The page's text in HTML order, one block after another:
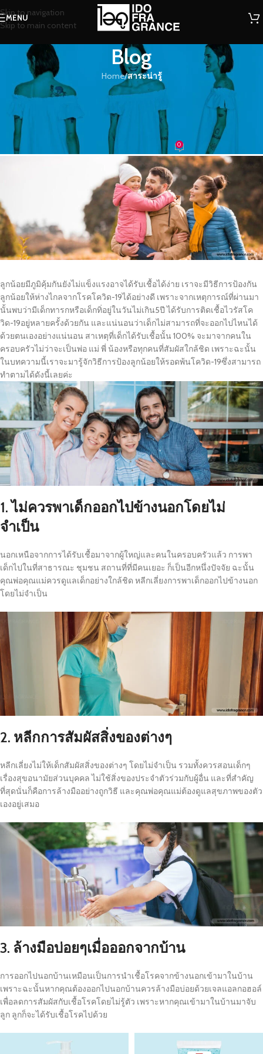
Skip to navigation
Skip to main content
MENU
Blog
Home/สาระน่ารู้
สาระน่ารู้
ป้องกันลูกน้อยอย่างไรให้รอดพ้นโค
วิด-19
น้ำหอม On 27/05/2020 0
ลูกน้อยมีภูมิคุ้มกันยังไม่แข็งแรงอาจได้รับเชื้อได้ง่าย เราจะมีวิธีการป้องกัน
ลูกน้อยให้ห่างไกลจากโรคโควิด-19ได้อย่างดี เพราะจากเหตุการณ์ที่ผ่านมา
นั้นพบว่ามีเด็กทารกหรือเด็กทิ่อยู่ในวันไม่เกิน5ปี ได้รับการติดเชื้อไวรัสโค
วิด-19อยู่หลายครั้งด้วยกัน และแน่นอนว่าเด็กไม่สามารถที่จะออกไปไหนได้
ด้วยตนเองอย่างแน่นอน สาเหตุที่เด็กได้รับเชื้อนั้น 100% จะมาจากคนใน
ครอบครัวไม่ว่าจะเป็นพ่อ แม่ พี่ น้องหรือทุกคนที่สัมผัสใกล้ชิด เพราะฉะนั้น
ในบทความนี้เราจะมารู้จักวิธีการป้องลูกน้อยให้รอดพ้นโควิด-19ซึ่งสามารถ
ทำตามได้ดังนี้เลยค่ะ
1. ไม่ควรพาเด็กออกไปข้างนอกโดยไม่
จำเป็น
นอกเหนือจากการได้รับเชื้อมาจากผู้ใหญ่และคนในครอบครัวแล้ว การพา
เด็กไปในที่สาธารณะ ชุมชน สถานที่ที่มีคนเยอะ ก็เป็นอีกหนึ่งปัจจัย ฉะนั้น
คุณพ่อคุณแม่ควรดูแลเด็กอย่างใกล้ชิด หลีกเลี่ยงการพาเด็กออกไปข้างนอก
โดยไม่จำเป็น
2. หลีกการสัมผัสสิ่งของต่างๆ
หลีกเลี่ยงไม่ให้เด็กสัมผัสสิ่งของต่างๆ โดยไม่จำเป็น รวมทั้งควรสอนเด็กๆ
เรื่องสุขอนามัยส่วนบุคคล ไม่ใช้สิ่งของประจำตัวร่วมกับผู้อื่น และที่สำคัญ
ที่สุดนั่นก็คือการล้างมืออย่างถูกวิธี และคุณพ่อคุณแม่ต้องดูแลสุขภาพของตัว
เองอยู่เสมอ
3. ล้างมือบ่อยๆเมื่อออกจากบ้าน
การออกไปนอกบ้านเหมือนเป็นการนำเชื้อโรคจากข้างนอกเข้ามาในบ้าน
เพราะฉะนั้นหากคุณต้องออกไปนอกบ้านควรล้างมือบ่อยด้วยเจลแอลกอฮอล์
เพื่อลดการสัมผัสกับเชื้อโรคโดยไม่รู้ตัว เพราะหากคุณเข้ามาในบ้านมาจับ
ลูก ลูกก็จะได้รับเชื้อโรคไปด้วย